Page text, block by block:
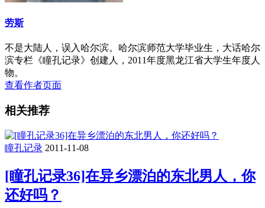
劳斯
不是大陆人，误入哈尔滨。哈尔滨师范大学毕业生，大话哈尔
滨专栏《瞳孔记录》创建人，2011年度黑龙江省大学生年度人
物。
查看作者页面
相关推荐
瞳孔记录 2011-11-08
[瞳孔记录36]在异乡漂泊的东北男人，你
还好吗？